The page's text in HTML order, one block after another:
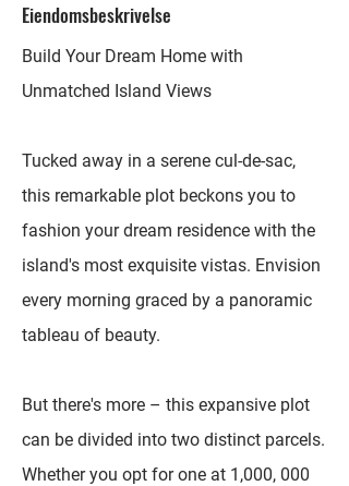
Eiendomsbeskrivelse
Build Your Dream Home with
Unmatched Island Views
Tucked away in a serene cul-de-sac,
this remarkable plot beckons you to
fashion your dream residence with the
island's most exquisite vistas. Envision
every morning graced by a panoramic
tableau of beauty.
But there's more – this expansive plot
can be divided into two distinct parcels.
Whether you opt for one at 1,000, 000